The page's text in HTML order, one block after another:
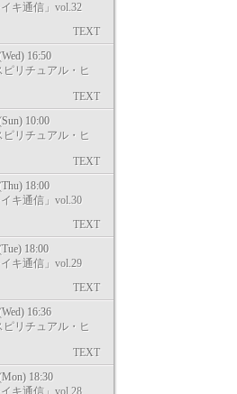
イキ通信」vol.32
TEXT
16:50
ピリチュアル・ヒ
TEXT
10:00
ピリチュアル・ヒ
TEXT
18:00
イキ通信」vol.30
TEXT
18:00
イキ通信」vol.29
TEXT
16:36
ピリチュアル・ヒ
TEXT
18:30
イキ通信」vol.28